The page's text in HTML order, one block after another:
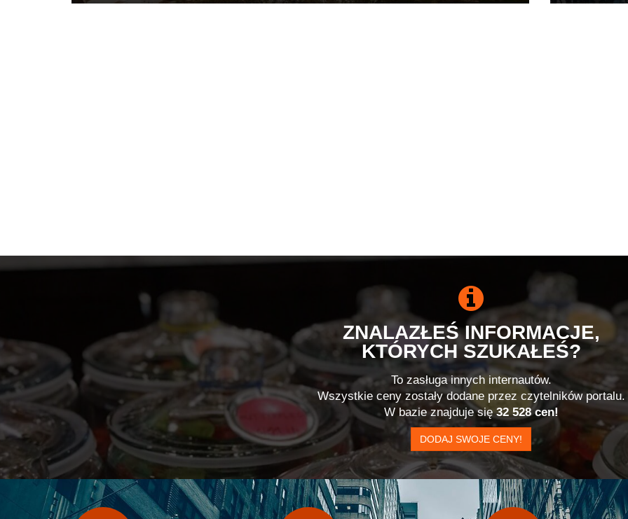
ZNALAZŁEŚ INFORMACJE,
KTÓRYCH SZUKAŁEŚ?
To zasługa innych internautów.
Wszystkie ceny zostały dodane przez czytelników portalu.
W bazie znajduje się32 528 cen!
DODAJ SWOJE CENY!